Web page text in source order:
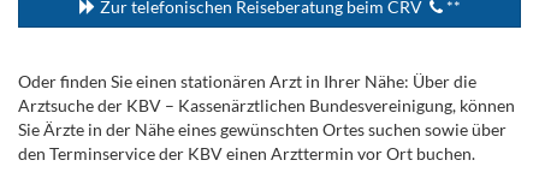
Zur telefonischen Reiseberatung beim CRV **
Oder finden Sie einen stationären Arzt in Ihrer Nähe: Über die
Arztsuche der KBV – Kassenärztlichen Bundesvereinigung, können
Sie Ärzte in der Nähe eines gewünschten Ortes suchen sowie über
den Terminservice der KBV einen Arzttermin vor Ort buchen.